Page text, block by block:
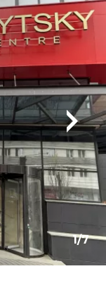
1/7